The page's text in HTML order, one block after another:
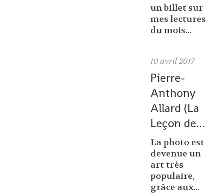
un billet sur
mes lectures
du mois...
10 avril 2017
Pierre-
Anthony
Allard (La
Leçon de...
La photo est
devenue un
art très
populaire,
grâce aux...